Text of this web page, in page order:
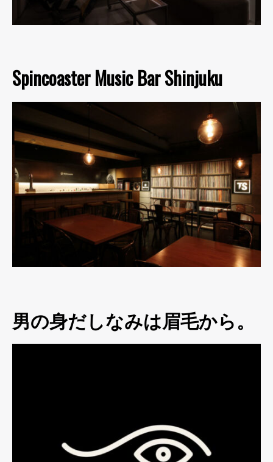
Spincoaster Music Bar Shinjuku
男の身だしなみは眉毛から。